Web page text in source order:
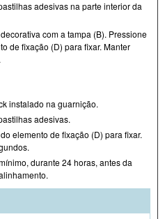
adesivas na parte interior da
com a tampa (B). Pressione
de fixação (D) para fixar. Manter
instalado na guarnição.
adesivas.
elemento de fixação (D) para fixar.
durante 24 horas, antes da